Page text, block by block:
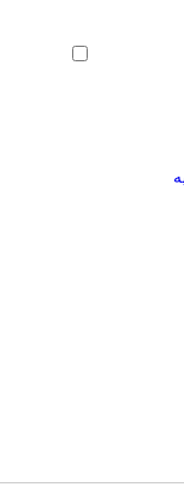
ورود خودکار